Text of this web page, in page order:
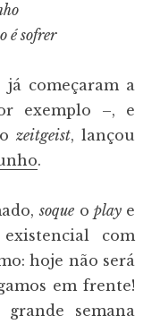
é sofrer
já começaram a
exemplo –, e
zeitgeist, lançou
.
soqueoplay e
com
hoje não será
em frente!
semana